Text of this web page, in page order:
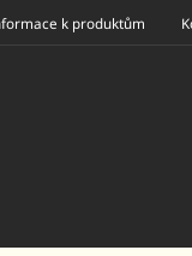
k produktům